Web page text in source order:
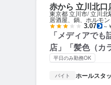
赤から 立川北口
東京都 立川市 立川北
居酒屋、鍋、ホルモン
3.07 ～
「メディアで
店」「髪色（カ
平日のみ勤務OK
バイト ホールスタ